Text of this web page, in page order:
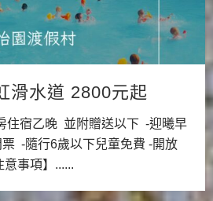
滑水道 2800元起
住宿乙晚 並附贈送以下 -迎曦早
-隨行6歲以下兒童免費 -開放
意事項】......